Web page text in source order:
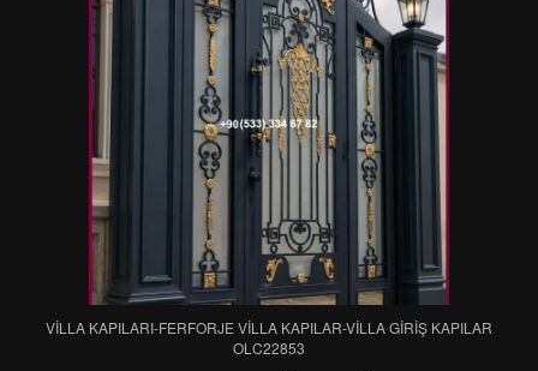
VİLLA KAPILARI-FERFORJE VİLLA KAPILAR-VİLLA GİRİŞ KAPILAR
OLC22853